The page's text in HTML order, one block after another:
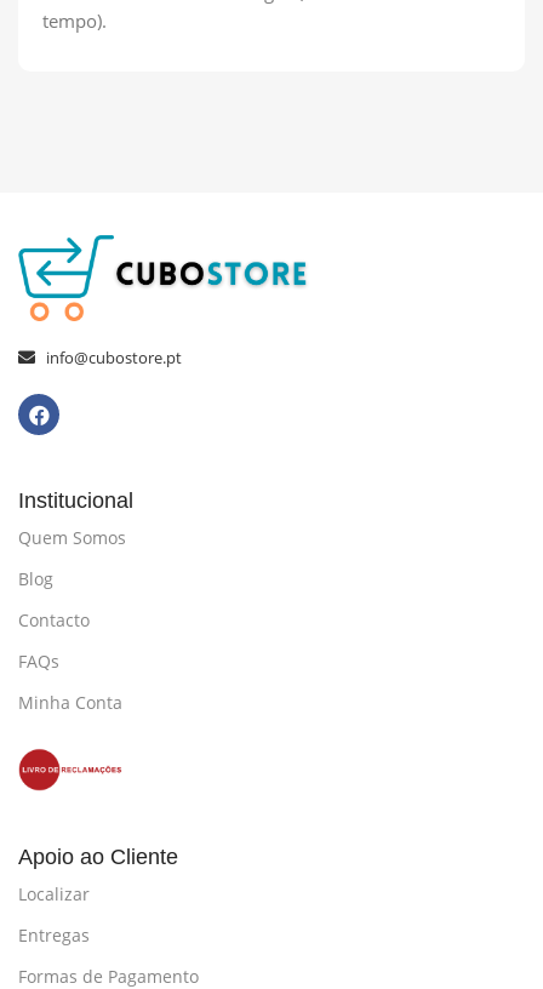
tempo).
info@cubostore.pt
Institucional
Quem Somos
Blog
Contacto
FAQs
Minha Conta
Apoio ao Cliente
Localizar
Entregas
Formas de Pagamento